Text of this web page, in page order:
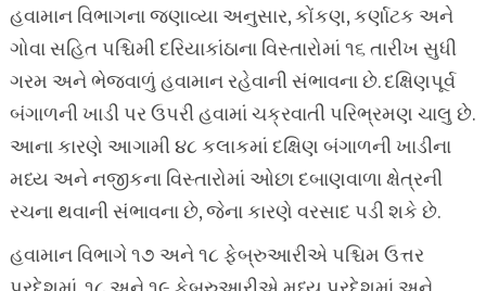
હવામાન વિભાગના જણાવ્યા અનુસાર, કોંકણ, કર્ણાટક અને
ગોવા સહિત પશ્ચિમી દરિયાકાંઠાના વિસ્તારોમાં ૧૬ તારીખ સુધી
ગરમ અને ભેજવાળું હવામાન રહેવાની સંભાવના છે. દક્ષિણપૂર્વ
બંગાળની ખાડી પર ઉપરી હવામાં ચક્રવાતી પરિભ્રમણ ચાલુ છે.
આના કારણે આગામી ૪૮ કલાકમાં દક્ષિણ બંગાળની ખાડીના
મધ્ય અને નજીકના વિસ્તારોમાં ઓછા દબાણવાળા ક્ષેત્રની
રચના થવાની સંભાવના છે, જેના કારણે વરસાદ પડી શકે છે.
હવામાન વિભાગે ૧૭ અને ૧૮ ફેબ્રુઆરીએ પશ્ચિમ ઉત્તર